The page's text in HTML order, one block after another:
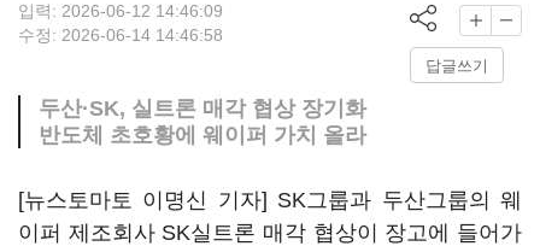
입력: 2026-06-12 14:46:09
수정: 2026-06-14 14:46:58
답글쓰기
두산·SK, 실트론 매각 협상 장기화
반도체 초호황에 웨이퍼 가치 올라
[뉴스토마토 이명신 기자] SK그룹과 두산그룹의 웨
이퍼 제조회사 SK실트론 매각 협상이 장고에 들어가